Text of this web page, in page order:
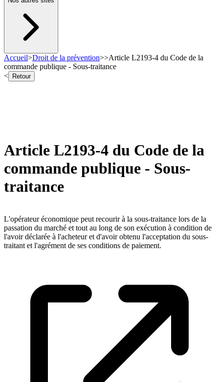
Accueil>Droit de la prévention>>Article L2193-4 du Code de la
commande publique - Sous-traitance
<
Retour
Article L2193-4 du Code de la
commande publique - Sous-
traitance
L'opérateur économique peut recourir à la sous-traitance lors de la
passation du marché et tout au long de son exécution à condition de
l'avoir déclarée à l'acheteur et d'avoir obtenu l'acceptation du sous-
traitant et l'agrément de ses conditions de paiement.